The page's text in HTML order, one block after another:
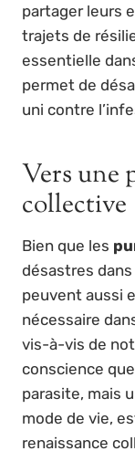
partager leurs
trajets de
essentielle
permet de
uni contre
Vers une
collective
Bien que les
désastres
peuvent aussi
nécessaire
vis-à-vis de
conscience
parasite, mais
mode de vie,
renaissance